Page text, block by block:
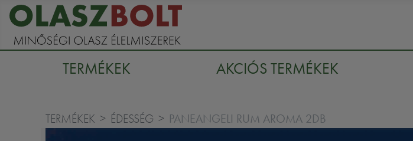
TERMÉKEK AKCIÓS TERMÉKEK
TERMÉKEK ÉDESSÉG PANEANGELI RUM AROMA 2DB